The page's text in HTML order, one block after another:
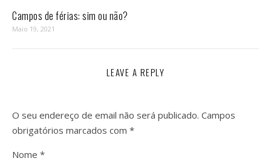
Campos de férias: sim ou não?
Maio 19, 2021
LEAVE A REPLY
O seu endereço de email não será publicado. Campos
obrigatórios marcados com *
Nome *